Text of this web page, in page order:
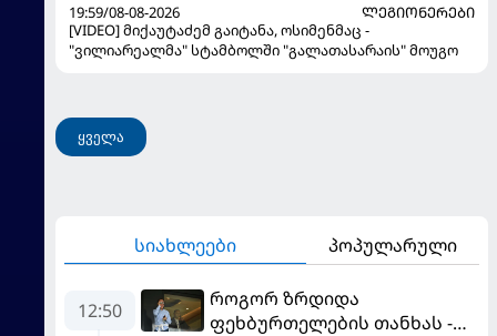
19:59/08-08-2026
ᲚᲔᲒᲘᲝᲜᲔᲠᲔᲑᲘ
[VIDEO] მიქაუტაძემ გაიტანა, ოსიმენმაც -
"ვილიარეალმა" სტამბოლში "გალათასარაის" მოუგო
ყველა
სიახლეები პოპულარული
12:50
როგორ ზრდიდა
ფეხბურთელების თანხას -